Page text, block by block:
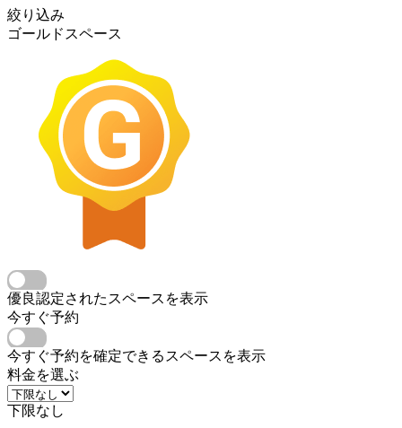
絞り込み
ゴールドスペース
優良認定されたスペースを表示
今すぐ予約
今すぐ予約を確定できるスペースを表示
料金を選ぶ
下限なし